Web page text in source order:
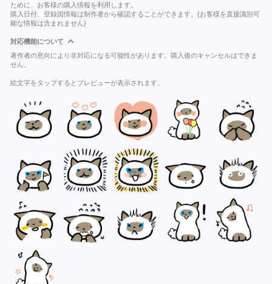
ために、お客様の購入情報を利用します。
購入日付、登録国情報は制作者から確認することができます。(お客様を直接識別可
能な情報は含まれません)
対応機能について
著作者の意向により非対応になる可能性があります。購入後のキャンセルはできま
せん。
絵文字をタップするとプレビューが表示されます。